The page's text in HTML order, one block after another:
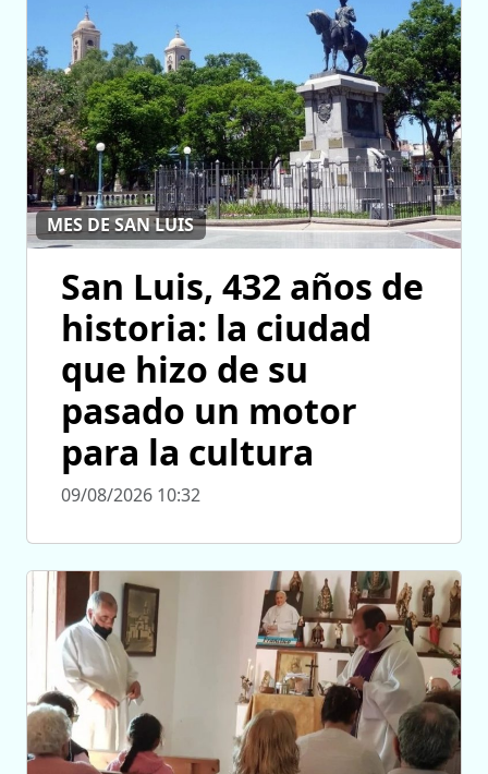
MES DE SAN LUIS
San Luis, 432 años de
historia: la ciudad
que hizo de su
pasado un motor
para la cultura
09/08/2026 10:32